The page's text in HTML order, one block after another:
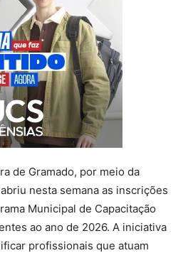
de Gramado, por meio da
nesta semana as inscrições
Municipal de Capacitação
ao ano de 2026. A iniciativa
profissionais que atuam